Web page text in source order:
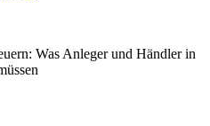
Was Anleger und Händler in